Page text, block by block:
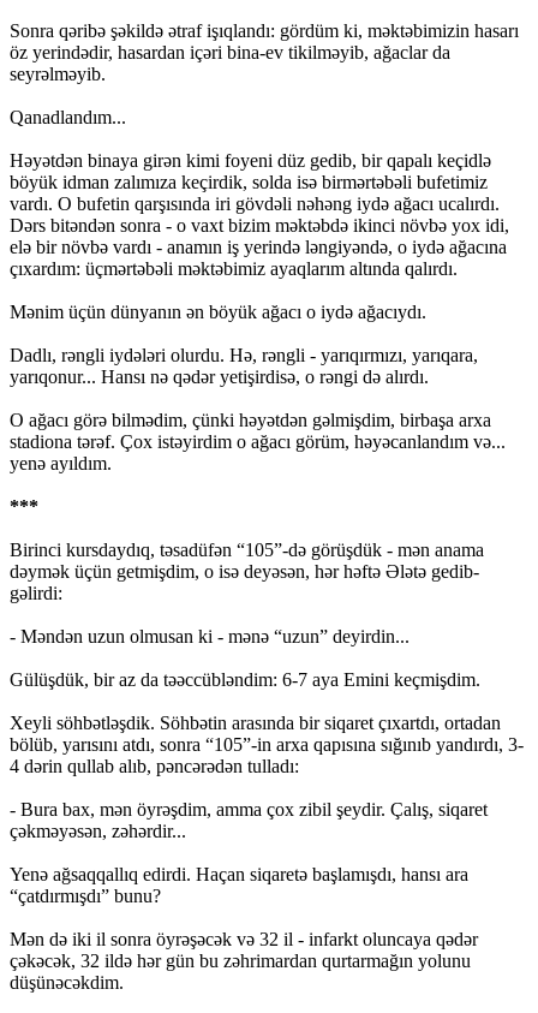
Sonra qəribə şəkildə ətraf işıqlandı: gördüm ki, məktəbimizin hasarı
öz yerindədir, hasardan içəri bina-ev tikilməyib, ağaclar da
seyrəlməyib.
Qanadlandım...
Həyətdən binaya girən kimi foyeni düz gedib, bir qapalı keçidlə
böyük idman zalımıza keçirdik, solda isə birmərtəbəli bufetimiz
vardı. O bufetin qarşısında iri gövdəli nəhəng iydə ağacı ucalırdı.
Dərs bitəndən sonra - o vaxt bizim məktəbdə ikinci növbə yox idi,
elə bir növbə vardı - anamın iş yerində ləngiyəndə, o iydə ağacına
çıxardım: üçmərtəbəli məktəbimiz ayaqlarım altında qalırdı.
Mənim üçün dünyanın ən böyük ağacı o iydə ağacıydı.
Dadlı, rəngli iydələri olurdu. Hə, rəngli - yarıqırmızı, yarıqara,
yarıqonur... Hansı nə qədər yetişirdisə, o rəngi də alırdı.
O ağacı görə bilmədim, çünki həyətdən gəlmişdim, birbaşa arxa
stadiona tərəf. Çox istəyirdim o ağacı görüm, həyəcanlandım və...
yenə ayıldım.
***
Birinci kursdaydıq, təsadüfən “105”-də görüşdük - mən anama
dəymək üçün getmişdim, o isə deyəsən, hər həftə Ələtə gedib-
gəlirdi:
- Məndən uzun olmusan ki - mənə “uzun” deyirdin...
Gülüşdük, bir az da təəccübləndim: 6-7 aya Emini keçmişdim.
Xeyli söhbətləşdik. Söhbətin arasında bir siqaret çıxartdı, ortadan
bölüb, yarısını atdı, sonra “105”-in arxa qapısına sığınıb yandırdı, 3-
4 dərin qullab alıb, pəncərədən tulladı:
- Bura bax, mən öyrəşdim, amma çox zibil şeydir. Çalış, siqaret
çəkməyəsən, zəhərdir...
Yenə ağsaqqallıq edirdi. Haçan siqaretə başlamışdı, hansı ara
“çatdırmışdı” bunu?
Mən də iki il sonra öyrəşəcək və 32 il - infarkt oluncaya qədər
çəkəcək, 32 ildə hər gün bu zəhrimardan qurtarmağın yolunu
düşünəcəkdim.